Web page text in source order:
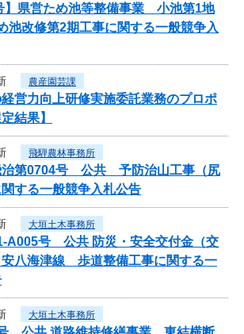
】県営ため池等整備事業 小池第1地
改修第2期工事に関する一般競争入
農産園芸課
営力向上研修実施委託業務のプロポ
結果】
飛騨農林事務所
治第0704号 公共 予防治山工事（尻
する一般競争入札公告
大垣土木事務所
A005号 公共 防災・安全交付金（交
安八海津線 歩道整備工事に関する一
大垣土木事務所